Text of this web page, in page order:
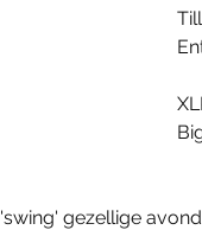
gezellige